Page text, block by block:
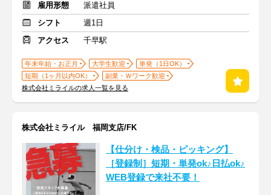
雇用形態
派遣社員
シフト
週1日
アクセス
千早駅
年末年始・お正月 大学生歓迎
単発（1日OK）
短期（1ヶ月以内OK）
副業・Ｗワーク歓迎
株式会社ミライルの求人一覧を見る
株式会社ミライル 福岡支店/FK
【仕分け・検品・ピッキング】
［登録制］短期・単発ok♪日払ok♪
WEB登録で来社不要！